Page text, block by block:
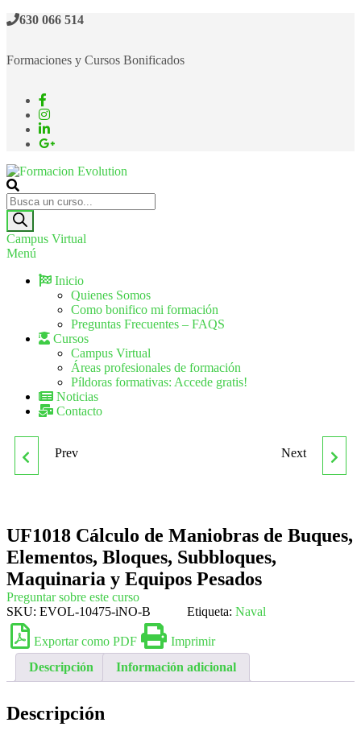
630 066 514
Formaciones y Cursos Bonificados
Formacion Evolution
Cursos de formación continua
Campus Virtual
Menú
Inicio
Quienes Somos
Como bonifico mi formación
Preguntas Frecuentes – FAQS
Cursos
Campus Virtual
Áreas profesionales de formación
Píldoras formativas: Accede gratis!
Noticias
Contacto
UF1017 MATERIALES Y
TRAZADO Y CORTE EN
CONSTRUCCIONES
NAVALES
Prev UF1019 MANIOBRAS DE
DE BLOQUES,
BOTADURA Y
FLOTADURA
Next
UF1018 Cálculo de Maniobras de Buques,
Elementos, Bloques, Subbloques,
Maquinaria y Equipos Pesados
Preguntar sobre este curso
SKU: EVOL-10475-iNO-B Etiqueta: Naval
Exportar como PDF
Imprimir
Descripción
Información adicional
Descripción